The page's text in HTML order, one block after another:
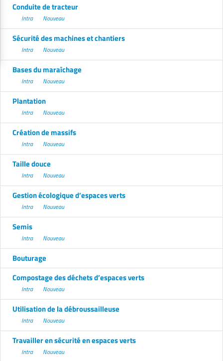
Conduite de tracteur
Intra Nouveau
Sécurité des machines et chantiers
Intra Nouveau
Bases du maraîchage
Intra Nouveau
Plantation
Intra Nouveau
Création de massifs
Intra Nouveau
Taille douce
Intra Nouveau
Gestion écologique d’espaces verts
Intra Nouveau
Semis
Intra Nouveau
Bouturage
Compostage des déchets d’espaces verts
Intra Nouveau
Utilisation de la débroussailleuse
Intra Nouveau
Travailler en sécurité en espaces verts
Intra Nouveau